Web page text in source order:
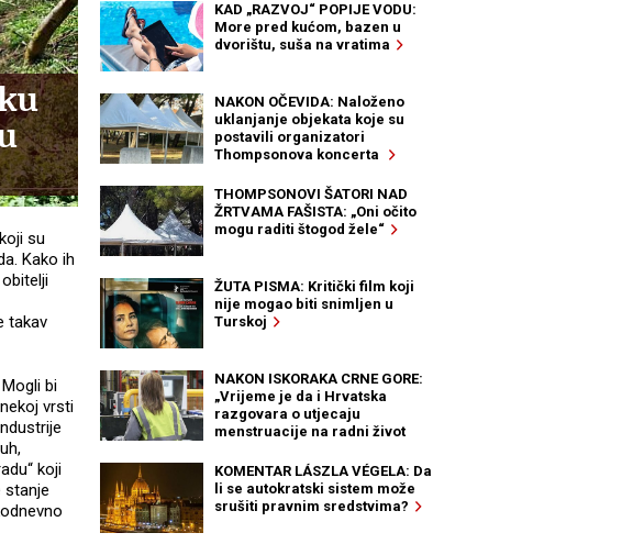
su
Kako ih
takav
bi
vrsti
koji
stanje
KAD „RAZVOJ“ POPIJE VODU:
More pred kućom, bazen u
dvorištu, suša na vratima
NAKON OČEVIDA: Naloženo
uklanjanje objekata koje su
postavili organizatori
Thompsonova koncerta
THOMPSONOVI ŠATORI NAD
ŽRTVAMA FAŠISTA: „Oni očito
mogu raditi štogod žele“
ŽUTA PISMA: Kritički film koji
nije mogao biti snimljen u
Turskoj
NAKON ISKORAKA CRNE GORE:
„Vrijeme je da i Hrvatska
razgovara o utjecaju
menstruacije na radni život
KOMENTAR LÁSZLA VÉGELA: Da
li se autokratski sistem može
srušiti pravnim sredstvima?